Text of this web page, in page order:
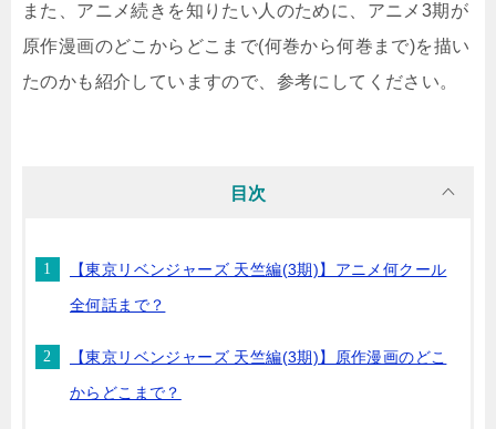
また、アニメ続きを知りたい人のために、アニメ3期が
原作漫画のどこからどこまで(何巻から何巻まで)を描い
たのかも紹介していますので、参考にしてください。
目次
【東京リベンジャーズ 天竺編(3期)】アニメ何クール
全何話まで？
【東京リベンジャーズ 天竺編(3期)】原作漫画のどこ
からどこまで？